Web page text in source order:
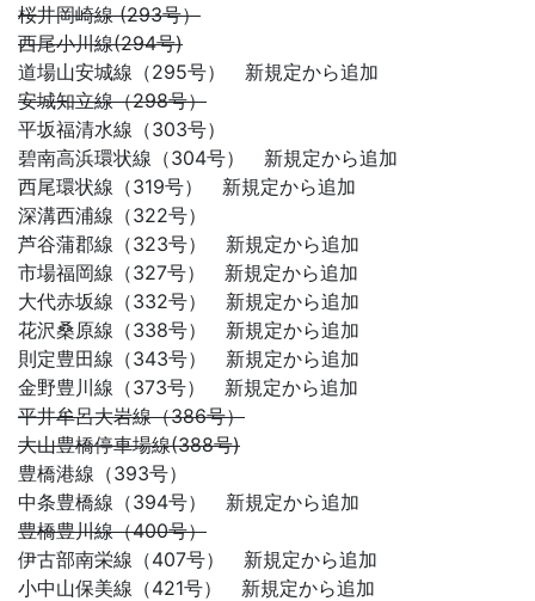
桜井岡崎線 (293号）
西尾小川線(294号)
道場山安城線（295号） 新規定から追加
安城知立線（298号）
平坂福清水線（303号）
碧南高浜環状線（304号） 新規定から追加
西尾環状線（319号） 新規定から追加
深溝西浦線（322号）
芦谷蒲郡線（323号） 新規定から追加
市場福岡線（327号） 新規定から追加
大代赤坂線（332号） 新規定から追加
花沢桑原線（338号） 新規定から追加
則定豊田線（343号） 新規定から追加
金野豊川線（373号） 新規定から追加
平井牟呂大岩線（386号）
大山豊橋停車場線(388号)
豊橋港線（393号）
中条豊橋線（394号） 新規定から追加
豊橋豊川線（400号）
伊古部南栄線（407号） 新規定から追加
小中山保美線（421号） 新規定から追加